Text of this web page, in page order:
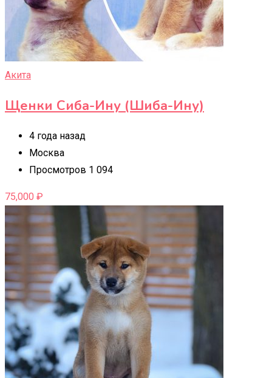
Акита
Щенки Сиба-Ину (Шиба-Ину)
4 года назад
Москва
Просмотров 1 094
75,000 ₽